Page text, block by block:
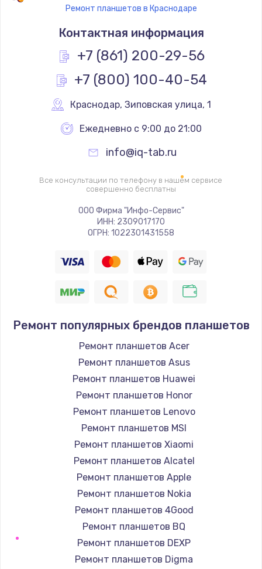
Простой ремонт основной платы
2400 руб.
Заказать
Восстановление после попадания влаги
2800 руб.
Заказать
Ремонт низкочастотных выходов ТВ-приставки
1900 руб.
Заказать
1900 руб.
1400 руб.
Заказать
Восстановление после падения
Заказать
Пайка и ремонт платы брелка
Заказать
Программирование АТС
Заказать
Ремонт планшетов в Краснодаре
Контактная информация
+7 (861) 200-29-56
+7 (800) 100-40-54
Краснодар, Зиповская улица, 1
Ежедневно с 9:00 до 21:00
info@iq-tab.ru
Все консультации по телефону в нашем сервисе
совершенно бесплатны
ООО Фирма "Инфо-Сервис"
ИНН: 2309017170
ОГРН: 1022301431558
Ремонт популярных брендов планшетов
Ремонт планшетов Acer
Ремонт планшетов Asus
Ремонт планшетов Huawei
Ремонт планшетов Honor
Ремонт планшетов Lenovo
Ремонт планшетов MSI
Ремонт планшетов Xiaomi
Ремонт планшетов Alcatel
Ремонт планшетов Apple
Ремонт планшетов Nokia
Ремонт планшетов 4Good
Ремонт планшетов BQ
Ремонт планшетов DEXP
Ремонт планшетов Digma